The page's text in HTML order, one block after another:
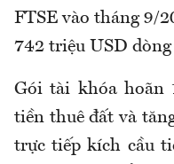
FTSE vào tháng 9/
742 triệu USD
Gói tài khóa hoãn
tiền thuê đất và
trực tiếp kích cầu